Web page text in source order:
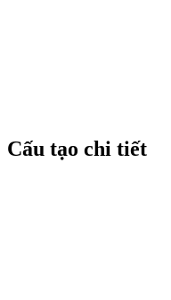
Cấu tạo chi tiết